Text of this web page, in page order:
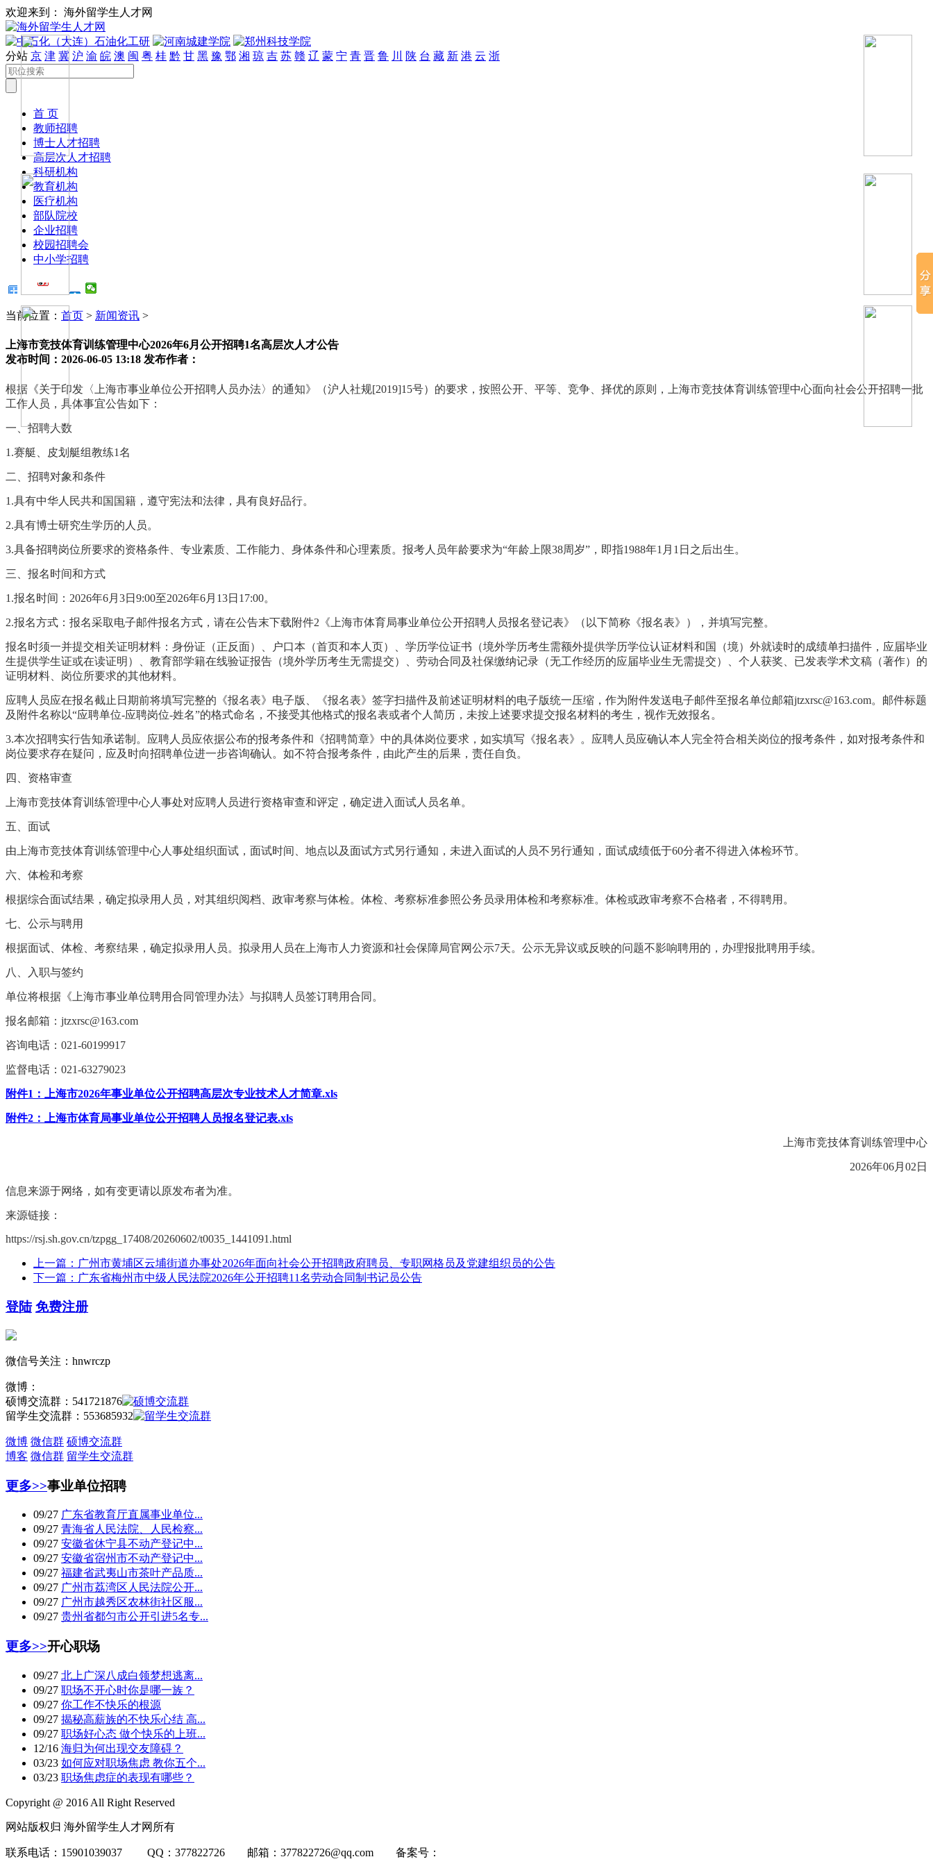
欢迎来到： 海外留学生人才网
分站 京 津 冀 沪 渝 皖 澳 闽 粤 桂 黔 甘 黑 豫 鄂 湘 琼 吉 苏 赣 辽 蒙 宁 青 晋 鲁 川 陕 台 藏 新 港 云 浙
首 页
教师招聘
博士人才招聘
高层次人才招聘
科研机构
教育机构
医疗机构
部队院校
企业招聘
校园招聘会
中小学招聘
当前位置： 首页 > 新闻资讯 >
上海市竞技体育训练管理中心2026年6月公开招聘1名高层次人才公告
发布时间：2026-06-05 13:18 发布作者：
根据《关于印发〈上海市事业单位公开招聘人员办法〉的通知》（沪人社规[2019]15号）的要求，按照公开、平等、竞争、择优的原则，上海市竞技体育训练管理中心面向社会公开招聘一批
工作人员，具体事宜公告如下：
一、招聘人数
1.赛艇、皮划艇组教练1名
二、招聘对象和条件
1.具有中华人民共和国国籍，遵守宪法和法律，具有良好品行。
2.具有博士研究生学历的人员。
3.具备招聘岗位所要求的资格条件、专业素质、工作能力、身体条件和心理素质。报考人员年龄要求为“年龄上限38周岁”，即指1988年1月1日之后出生。
三、报名时间和方式
1.报名时间：2026年6月3日9:00至2026年6月13日17:00。
2.报名方式：报名采取电子邮件报名方式，请在公告末下载附件2《上海市体育局事业单位公开招聘人员报名登记表》（以下简称《报名表》），并填写完整。
报名时须一并提交相关证明材料：身份证（正反面）、户口本（首页和本人页）、学历学位证书（境外学历考生需额外提供学历学位认证材料和国（境）外就读时的成绩单扫描件，应届毕业
生提供学生证或在读证明）、教育部学籍在线验证报告（境外学历考生无需提交）、劳动合同及社保缴纳记录（无工作经历的应届毕业生无需提交）、个人获奖、已发表学术文稿（著作）的
证明材料、岗位所要求的其他材料。
应聘人员应在报名截止日期前将填写完整的《报名表》电子版、《报名表》签字扫描件及前述证明材料的电子版统一压缩，作为附件发送电子邮件至报名单位邮箱jtzxrsc@163.com。邮件标题
及附件名称以“应聘单位-应聘岗位-姓名”的格式命名，不接受其他格式的报名表或者个人简历，未按上述要求提交报名材料的考生，视作无效报名。
3.本次招聘实行告知承诺制。应聘人员应依据公布的报考条件和《招聘简章》中的具体岗位要求，如实填写《报名表》。应聘人员应确认本人完全符合相关岗位的报考条件，如对报考条件和
岗位要求存在疑问，应及时向招聘单位进一步咨询确认。如不符合报考条件，由此产生的后果，责任自负。
四、资格审查
上海市竞技体育训练管理中心人事处对应聘人员进行资格审查和评定，确定进入面试人员名单。
五、面试
由上海市竞技体育训练管理中心人事处组织面试，面试时间、地点以及面试方式另行通知，未进入面试的人员不另行通知，面试成绩低于60分者不得进入体检环节。
六、体检和考察
根据综合面试结果，确定拟录用人员，对其组织阅档、政审考察与体检。体检、考察标准参照公务员录用体检和考察标准。体检或政审考察不合格者，不得聘用。
七、公示与聘用
根据面试、体检、考察结果，确定拟录用人员。拟录用人员在上海市人力资源和社会保障局官网公示7天。公示无异议或反映的问题不影响聘用的，办理报批聘用手续。
八、入职与签约
单位将根据《上海市事业单位聘用合同管理办法》与拟聘人员签订聘用合同。
报名邮箱：jtzxrsc@163.com
咨询电话：021-60199917
监督电话：021-63279023
附件1：上海市2026年事业单位公开招聘高层次专业技术人才简章.xls
附件2：上海市体育局事业单位公开招聘人员报名登记表.xls
上海市竞技体育训练管理中心
2026年06月02日
信息来源于网络，如有变更请以原发布者为准。
来源链接：
https://rsj.sh.gov.cn/tzpgg_17408/20260602/t0035_1441091.html
上一篇：广州市黄埔区云埔街道办事处2026年面向社会公开招聘政府聘员、专职网格员及党建组织员的公告
下一篇：广东省梅州市中级人民法院2026年公开招聘11名劳动合同制书记员公告
登陆 免费注册
微信号关注：hnwrczp
微博：
硕博交流群： 541721876
留学生交流群： 553685932
微博 微信群 硕博交流群
博客 微信群 留学生交流群
更多>>事业单位招聘
09/27 广东省教育厅直属事业单位...
09/27 青海省人民法院、人民检察...
09/27 安徽省休宁县不动产登记中...
09/27 安徽省宿州市不动产登记中...
09/27 福建省武夷山市茶叶产品质...
09/27 广州市荔湾区人民法院公开...
09/27 广州市越秀区农林街社区服...
09/27 贵州省都匀市公开引进5名专...
更多>>开心职场
09/27 北上广深八成白领梦想逃离...
09/27 职场不开心时你是哪一族？
09/27 你工作不快乐的根源
09/27 揭秘高薪族的不快乐心结 高...
09/27 职场好心态 做个快乐的上班...
12/16 海归为何出现交友障碍？
03/23 如何应对职场焦虑 教你五个...
03/23 职场焦虑症的表现有哪些？
Copyright @ 2016 All Right Reserved
网站版权归 海外留学生人才网所有
联系电话：15901039037 QQ：377822726 邮箱：377822726@qq.com 备案号：